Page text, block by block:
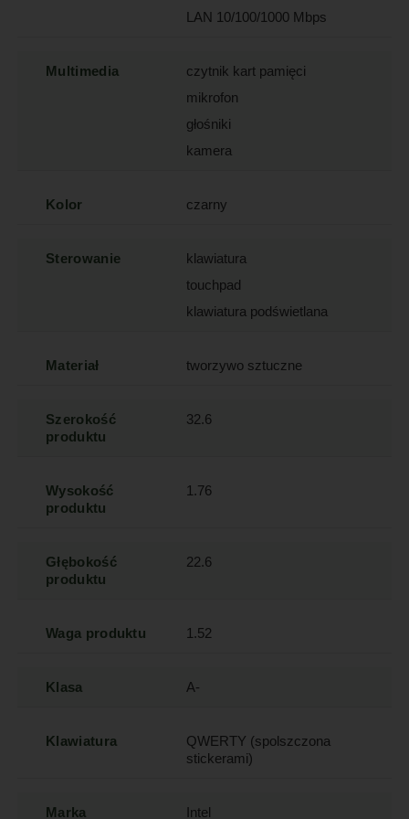
LAN 10/100/1000 Mbps
Multimedia
czytnik kart pamięci
mikrofon
głośniki
kamera
Kolor czarny
Sterowanie
klawiatura
touchpad
klawiatura podświetlana
Materiał tworzywo sztuczne
Szerokość
produktu
32.6
Wysokość
produktu
1.76
Głębokość
produktu
22.6
Waga produktu 1.52
Klasa A-
Klawiatura
QWERTY (spolszczona
stickerami)
Marka Intel